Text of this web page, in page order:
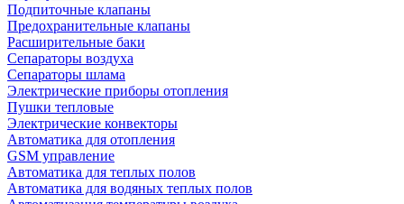
Подпиточные клапаны
Предохранительные клапаны
Расширительные баки
Сепараторы воздуха
Сепараторы шлама
Электрические приборы отопления
Пушки тепловые
Электрические конвекторы
Автоматика для отопления
GSM управление
Автоматика для теплых полов
Автоматика для водяных теплых полов